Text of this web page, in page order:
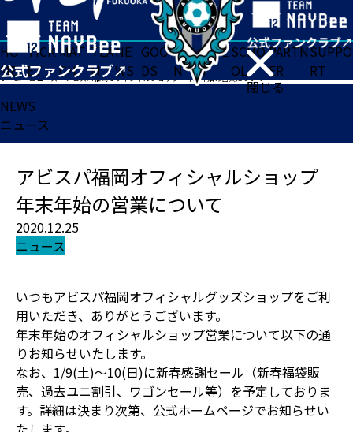
閉じる
HO
ME
TICK
ET
MAT
CH
TEA
M
NE
WS
GOO
DS
FA
N
ACADE
MY
SCHO
OL
PARTN
ER
SUPPO
RT
ホーム>ニュース>アビスパ福岡オフィシャルショップ 年末年始の営業について
NEWS
ニュース
アビスパ福岡オフィシャルショップ
年末年始の営業について
2020.12.25
ニュース
いつもアビスパ福岡オフィシャルグッズショップをご利
用いただき、ありがとうございます。
年末年始のオフィシャルショップ営業について以下の通
りお知らせいたします。
なお、1/9(土)～10(日)に新春感謝セール（新春福袋販
売、過去ユニ割引、ワゴンセール等）を予定しておりま
す。詳細は決まり次第、公式ホームページでお知らせい